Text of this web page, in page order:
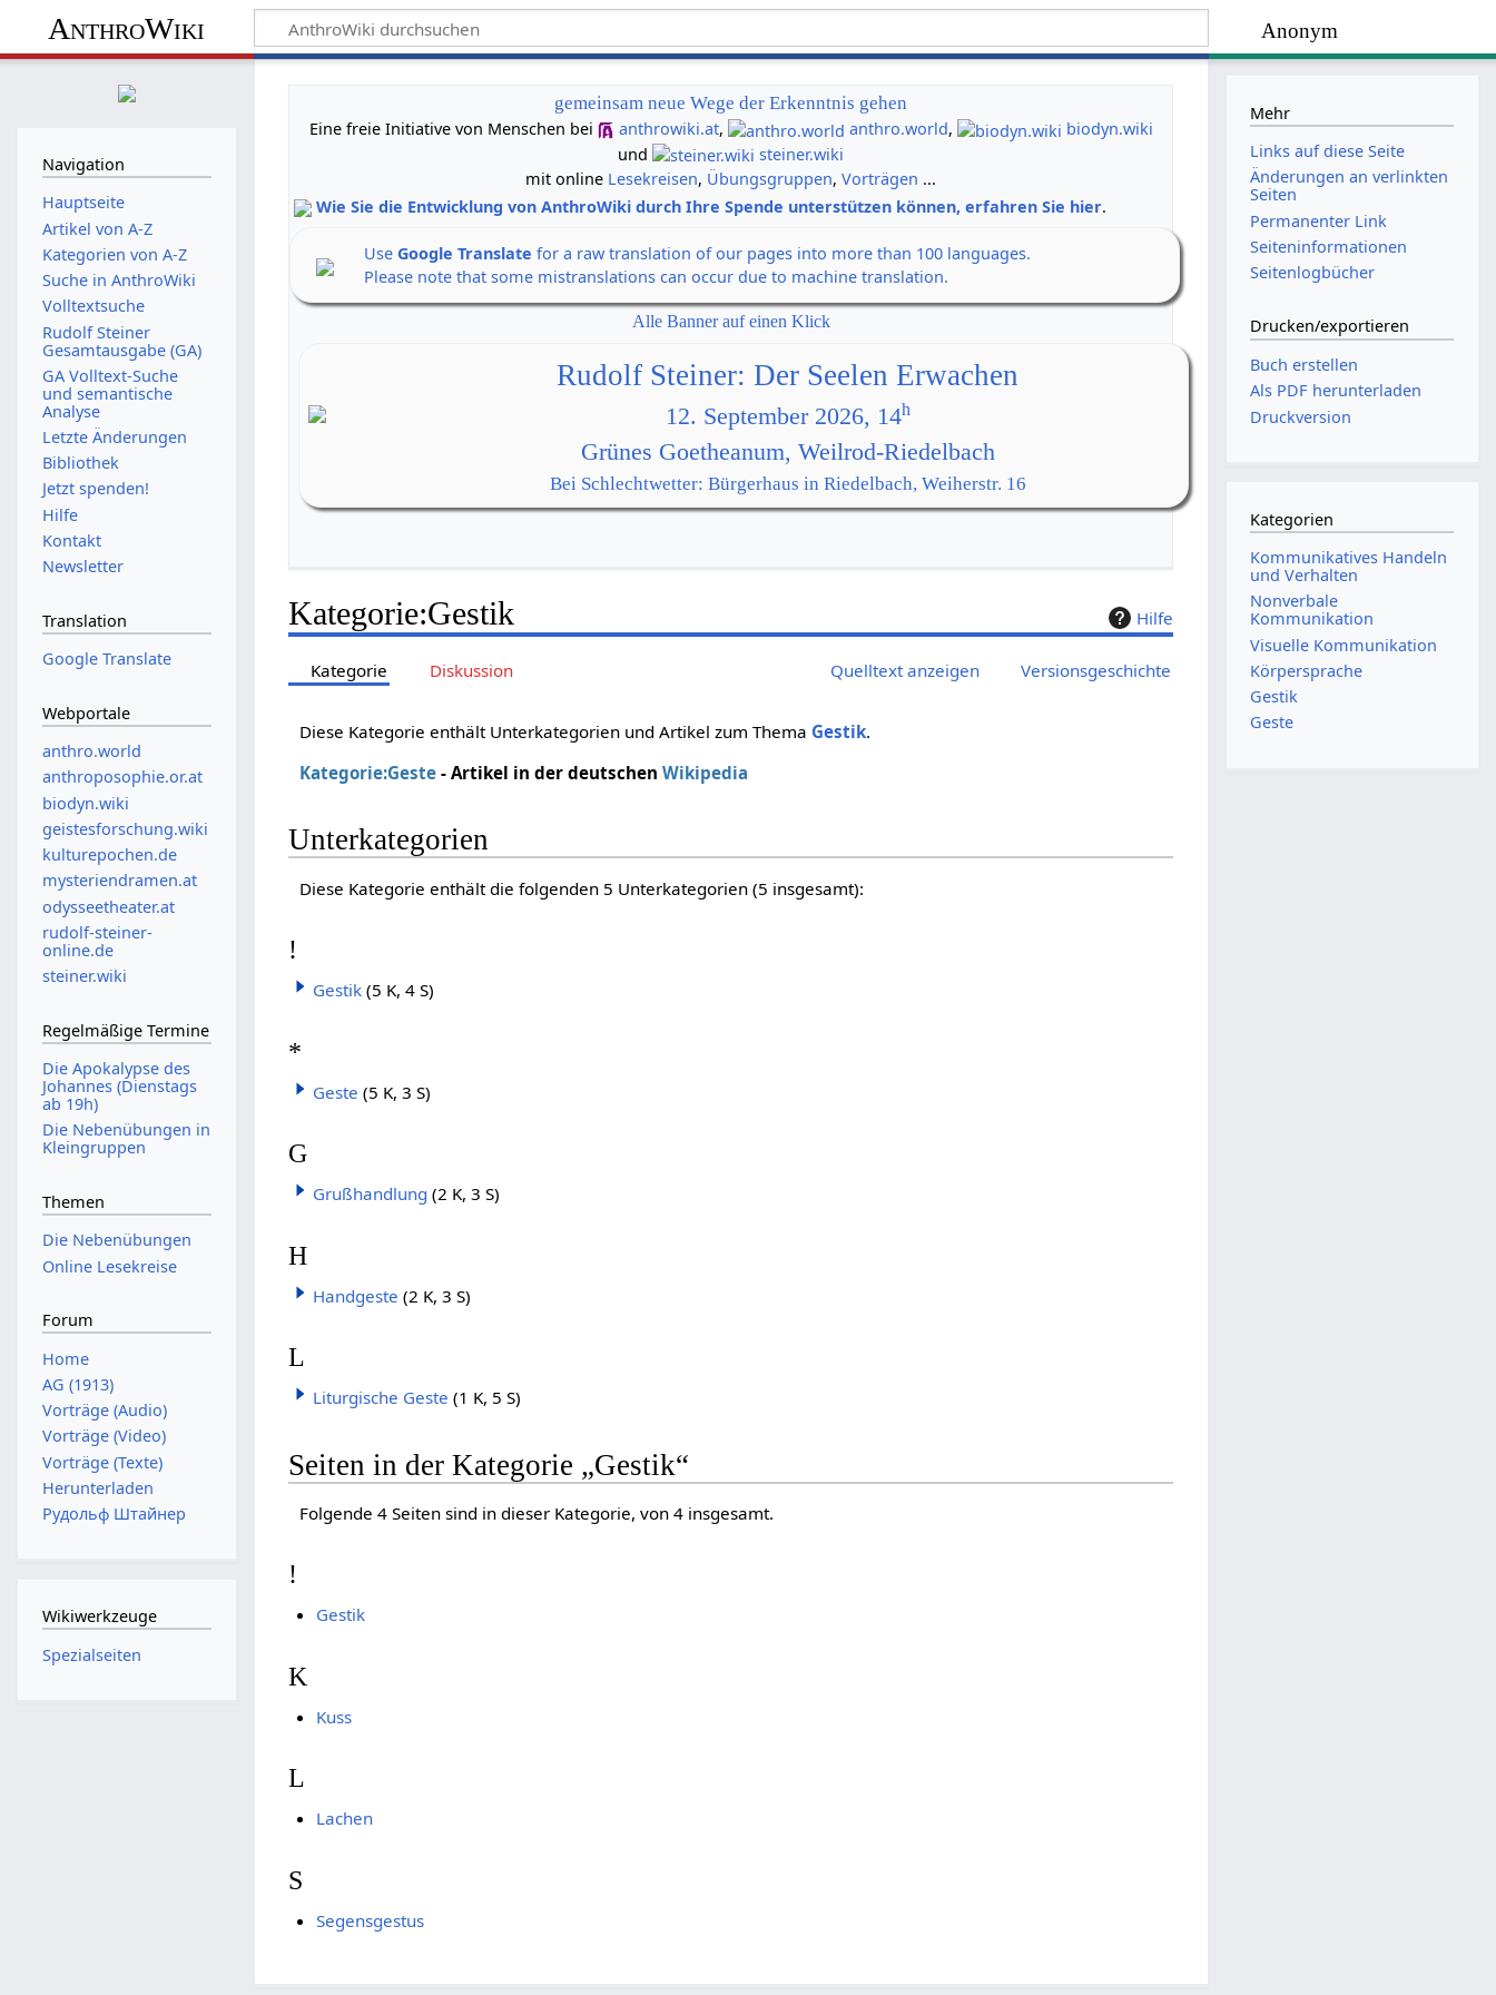
Anonym
AnthroWiki
gemeinsam neue Wege der Erkenntnis gehen
Eine freie Initiative von Menschen bei
anthrowiki.at, anthro.world,
biodyn.wiki
und
steiner.wiki
mit online Lesekreisen, Übungsgruppen,Vorträgen ...
Wie Sie die Entwicklung von AnthroWiki durch Ihre Spende unterstützen können, erfahren Sie hier.
UseGoogle Translate for a raw translation of our pages into more than 100 languages.
Please note that some mistranslations can occur due to machine translation.
Alle Banner auf einen Klick
Rudolf Steiner: Der Seelen Erwachen
12. September 2026, 14h
Grünes Goetheanum, Weilrod-Riedelbach
Bei Schlechtwetter: Bürgerhaus in Riedelbach, Weiherstr. 16
Hilfe
Kategorie:Gestik
Kategorie Diskussion Quelltext anzeigen Versionsgeschichte
Diese Kategorie enthält Unterkategorien und Artikel zum Thema Gestik.
Kategorie:Geste - Artikel in der deutschenWikipedia
Unterkategorien
Diese Kategorie enthält die folgenden 5 Unterkategorien (5 insgesamt):
!
Gestik (5 K, 4 S)
*
Geste (5 K, 3 S)
G
Grußhandlung (2 K, 3 S)
H
Handgeste (2 K, 3 S)
L
Liturgische Geste (1 K, 5 S)
Seiten in der Kategorie „Gestik“
Folgende 4 Seiten sind in dieser Kategorie, von 4 insgesamt.
!
Gestik
K
Kuss
L
Lachen
S
Segensgestus
Navigation
Hauptseite
Artikel von A-Z
Kategorien von A-Z
Suche in AnthroWiki
Volltextsuche
Rudolf Steiner
Gesamtausgabe (GA)
GA Volltext-Suche
und semantische
Analyse
Letzte Änderungen
Bibliothek
Jetzt spenden!
Hilfe
Kontakt
Newsletter
Translation
Google Translate
Webportale
anthro.world
anthroposophie.or.at
biodyn.wiki
geistesforschung.wiki
kulturepochen.de
mysteriendramen.at
odysseetheater.at
rudolf-steiner-
online.de
steiner.wiki
Regelmäßige Termine
Die Apokalypse des
Johannes (Dienstags
ab 19h)
Die Nebenübungen in
Kleingruppen
Themen
Die Nebenübungen
Online Lesekreise
Forum
Home
AG (1913)
Vorträge (Audio)
Vorträge (Video)
Vorträge (Texte)
Herunterladen
Рудольф Штайнер
Wikiwerkzeuge
Spezialseiten
Mehr
Links auf diese Seite
Änderungen an verlinkten
Seiten
Permanenter Link
Seiten­­informationen
Seitenlogbücher
Drucken/­exportieren
Buch erstellen
Als PDF herunterladen
Druckversion
Kategorien
Kommunikatives Handeln
und Verhalten
Nonverbale
Kommunikation
Visuelle Kommunikation
Körpersprache
Gestik
Geste